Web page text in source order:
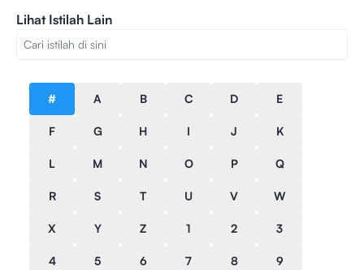
Lihat Istilah Lain
# A B C D E
F G H I J K
L M N O P Q
R S T U V W
X Y Z 1 2 3
4 5 6 7 8 9